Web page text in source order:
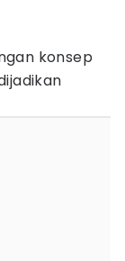
konsep